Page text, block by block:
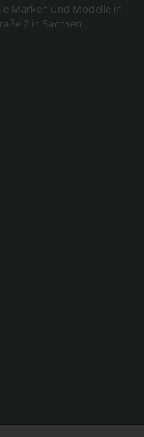
Marken und Modelle in
2 in Sachsen